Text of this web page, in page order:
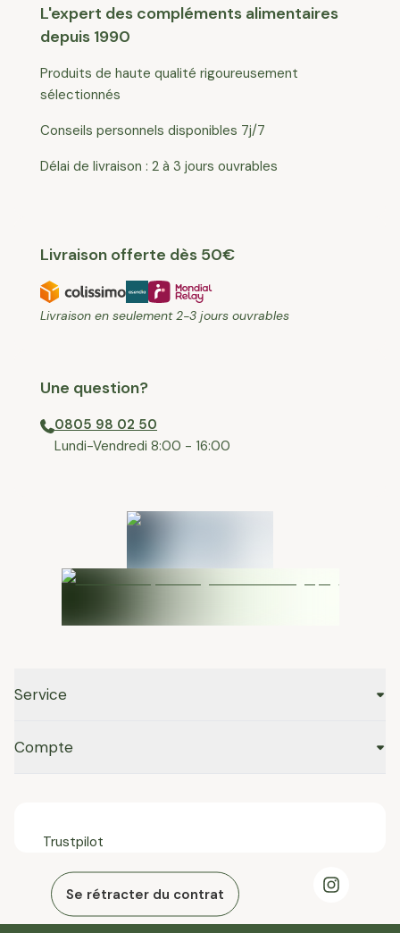
L'expert des compléments alimentaires
depuis 1990
Produits de haute qualité rigoureusement
sélectionnés
Conseils personnels disponibles 7j/7
Délai de livraison : 2 à 3 jours ouvrables
Livraison offerte dès 50€
Livraison en seulement 2-3 jours ouvrables
Une question?
0805 98 02 50
⁠Lundi-Vendredi 8:00 - 16:00
Service
Compte
Trustpilot
Se rétracter du contrat